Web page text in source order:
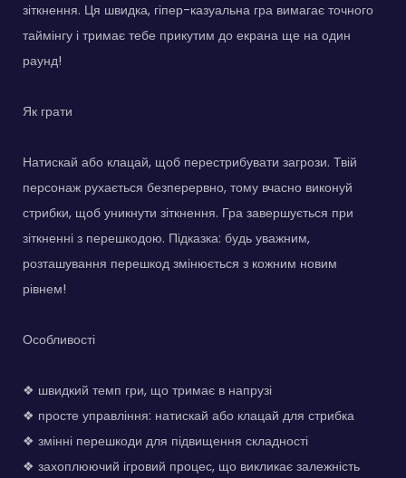
зіткнення. Ця швидка, гіпер-казуальна гра вимагає точного
таймінгу і тримає тебе прикутим до екрана ще на один
раунд!
Як грати
Натискай або клацай, щоб перестрибувати загрози. Твій
персонаж рухається безперервно, тому вчасно виконуй
стрибки, щоб уникнути зіткнення. Гра завершується при
зіткненні з перешкодою. Підказка: будь уважним,
розташування перешкод змінюється з кожним новим
рівнем!
Особливості
❖ швидкий темп гри, що тримає в напрузі
❖ просте управління: натискай або клацай для стрибка
❖ змінні перешкоди для підвищення складності
❖ захоплюючий ігровий процес, що викликає залежність